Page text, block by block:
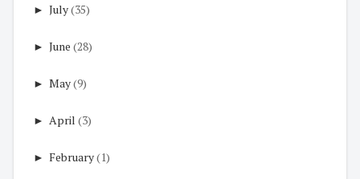
► July(35)
► June (28)
► May(9)
► April (3)
► February(1)